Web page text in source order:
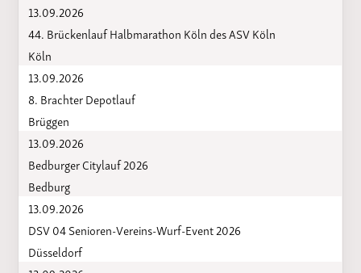
13.09.2026
44. Brückenlauf Halbmarathon Köln des ASV Köln
Köln
13.09.2026
8. Brachter Depotlauf
Brüggen
13.09.2026
Bedburger Citylauf 2026
Bedburg
13.09.2026
DSV 04 Senioren-Vereins-Wurf-Event 2026
Düsseldorf